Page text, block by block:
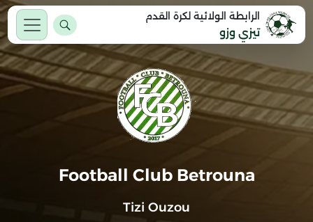
الرابطة الولائية لكرة القدم
تيزي وزو
Football Club Betrouna
Tizi Ouzou